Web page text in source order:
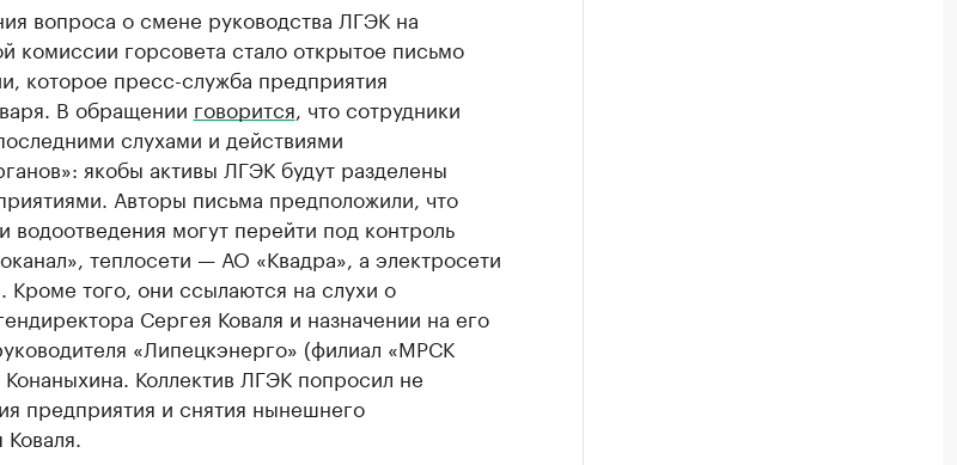
вопроса о смене руководства ЛГЭК на
комиссии горсовета стало открытое письмо
которое пресс-служба предприятия
В обращении говорится , что сотрудники
слухами и действиями
якобы активы ЛГЭК будут разделены
Авторы письма предположили, что
водоотведения могут перейти под контроль
теплосети — АО «Квадра», а электросети
того, они ссылаются на слухи о
Сергея Коваля и назначении на его
«Липецкэнерго» (филиал «МРСК
Коллектив ЛГЭК попросил не
предприятия и снятия нынешнего